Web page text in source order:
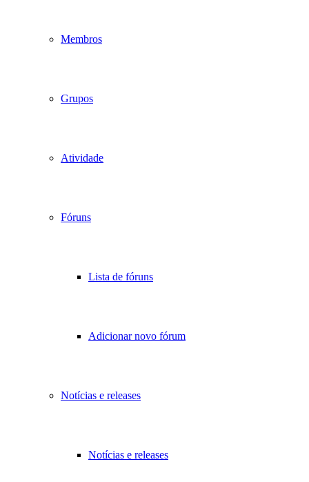
Membros
Grupos
Atividade
Fóruns
Lista de fóruns
Adicionar novo fórum
Notícias e releases
Notícias e releases